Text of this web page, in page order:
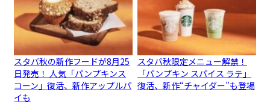
スタバ秋の新作フードが8月25
日発売！ 人気「パンプキンス
コーン」復活、新作アップルパ
イも
スタバ秋限定メニュー解禁！
「パンプキン スパイス ラテ」
復活、新作“チャイダー”も登場